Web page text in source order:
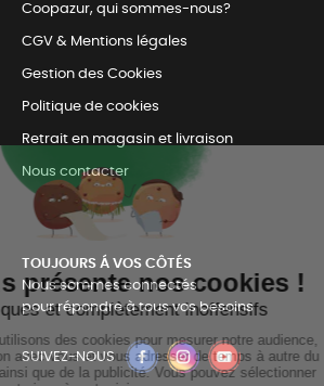
Coopazur, qui sommes-nous?
CGV & Mentions légales
Gestion des Cookies
Politique de cookies
Retrait en magasin et livraison
Nous contacter
TOUJOURS Á VOS CÔTÉS
Nous sommes connectés
pour répondre à tous vos besoins
SUIVEZ-NOUS